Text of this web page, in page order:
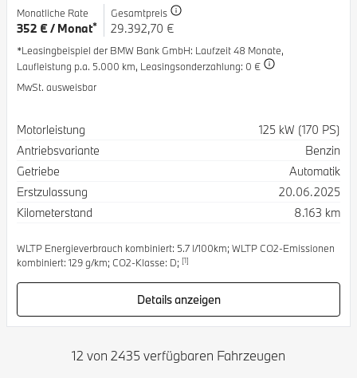
Monatliche Rate
352 € / Monat*
Gesamtpreis
29.392,70 €
*Leasingbeispiel der BMW Bank GmbH: Laufzeit 48 Monate,
Laufleistung p.a. 5.000 km, Leasingsonderzahlung: 0 €
MwSt. ausweisbar
Spezifikation
Motorleistung
125 kW (170 PS)
Antriebsvariante
Benzin
Getriebe
Automatik
Erstzulassung
20.06.2025
Kilometerstand
8.163 km
WLTP Energieverbrauch kombiniert: 5.7 l/100km; WLTP CO2-Emissionen
kombiniert: 129 g/km; CO2-Klasse: D; [1]
Details anzeigen
12 von 2435 verfügbaren Fahrzeugen